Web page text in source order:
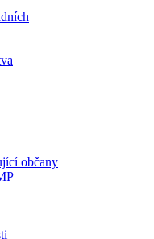
občany